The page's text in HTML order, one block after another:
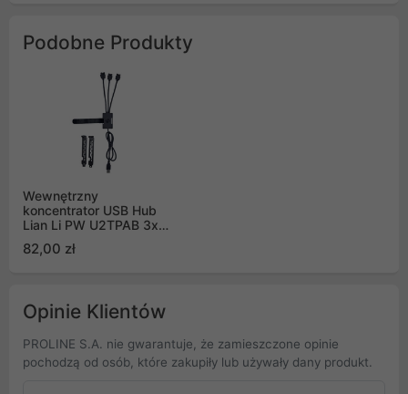
Podobne Produkty
Wewnętrzny
koncentrator USB Hub
Lian Li PW U2TPAB 3x
USB 2.0 9-pin czarny
82,00 zł
Opinie Klientów
PROLINE S.A. nie gwarantuje, że zamieszczone opinie
pochodzą od osób, które zakupiły lub używały dany produkt.